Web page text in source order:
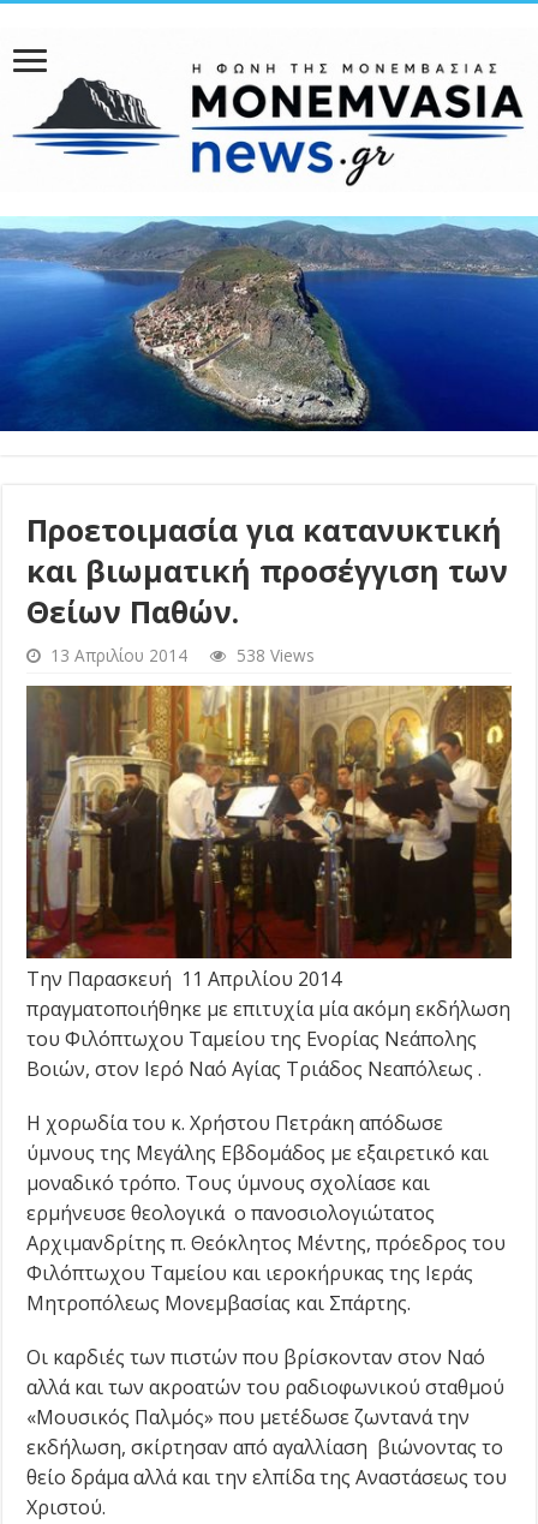
Προετοιμασία για κατανυκτική
και βιωματική προσέγγιση των
Θείων Παθών.
13 Απριλίου 2014 538 Views
Την Παρασκευή 11 Απριλίου 2014
πραγματοποιήθηκε με επιτυχία μία ακόμη εκδήλωση
του Φιλόπτωχου Ταμείου της Ενορίας Νεάπολης
Βοιών, στον Ιερό Ναό Αγίας Τριάδος Νεαπόλεως .
Η χορωδία του κ. Χρήστου Πετράκη απόδωσε
ύμνους της Μεγάλης Εβδομάδος με εξαιρετικό και
μοναδικό τρόπο. Τους ύμνους σχολίασε και
ερμήνευσε θεολογικά ο πανοσιολογιώτατος
Αρχιμανδρίτης π. Θεόκλητος Μέντης, πρόεδρος του
Φιλόπτωχου Ταμείου και ιεροκήρυκας της Ιεράς
Μητροπόλεως Μονεμβασίας και Σπάρτης.
Οι καρδιές των πιστών που βρίσκονταν στον Ναό
αλλά και των ακροατών του ραδιοφωνικού σταθμού
«Μουσικός Παλμός» που μετέδωσε ζωντανά την
εκδήλωση, σκίρτησαν από αγαλλίαση βιώνοντας το
θείο δράμα αλλά και την ελπίδα της Αναστάσεως του
Χριστού.